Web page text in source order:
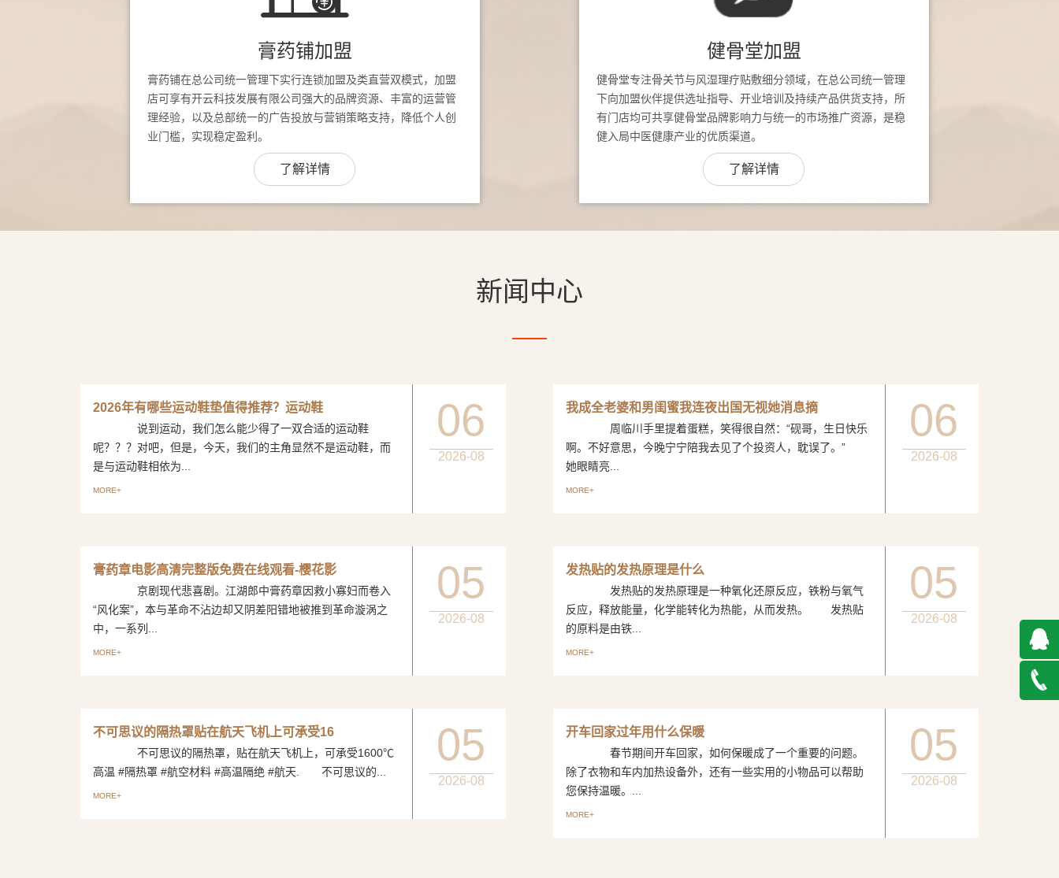
膏药铺加盟
膏药铺在总公司统一管理下实行连锁加盟及类直营双模式，加盟
店可享有开云科技发展有限公司强大的品牌资源、丰富的运营管
理经验，以及总部统一的广告投放与营销策略支持，降低个人创
业门槛，实现稳定盈利。
了解详情
健骨堂加盟
健骨堂专注骨关节与风湿理疗贴敷细分领域，在总公司统一管理
下向加盟伙伴提供选址指导、开业培训及持续产品供货支持，所
有门店均可共享健骨堂品牌影响力与统一的市场推广资源，是稳
健入局中医健康产业的优质渠道。
了解详情
新闻中心
2026年有哪些运动鞋垫值得推荐？运动鞋
说到运动，我们怎么能少得了一双合适的运动鞋
呢？？？对吧，但是，今天，我们的主角显然不是运动鞋，而
是与运动鞋相依为...
MORE+
06
2026-08
我成全老婆和男闺蜜我连夜出国无视她消息摘
周临川手里提着蛋糕，笑得很自然：“砚哥，生日快乐
啊。不好意思，今晚宁宁陪我去见了个投资人，耽误了。”
她眼睛亮...
MORE+
06
2026-08
膏药章电影高清完整版免费在线观看-樱花影
京剧现代悲喜剧。江湖郎中膏药章因救小寡妇而卷入
“风化案”，本与革命不沾边却又阴差阳错地被推到革命漩涡之
中，一系列...
MORE+
05
2026-08
发热贴的发热原理是什么
发热贴的发热原理是一种氧化还原反应，铁粉与氧气
反应，释放能量，化学能转化为热能，从而发热。 发热贴
的原料是由铁...
MORE+
05
2026-08
不可思议的隔热罩贴在航天飞机上可承受16
不可思议的隔热罩，贴在航天飞机上，可承受1600℃
高温 #隔热罩 #航空材料 #高温隔绝 #航天. 不可思议的...
MORE+
05
2026-08
开车回家过年用什么保暖
春节期间开车回家，如何保暖成了一个重要的问题。
除了衣物和车内加热设备外，还有一些实用的小物品可以帮助
您保持温暖。...
MORE+
05
2026-08
QQ在